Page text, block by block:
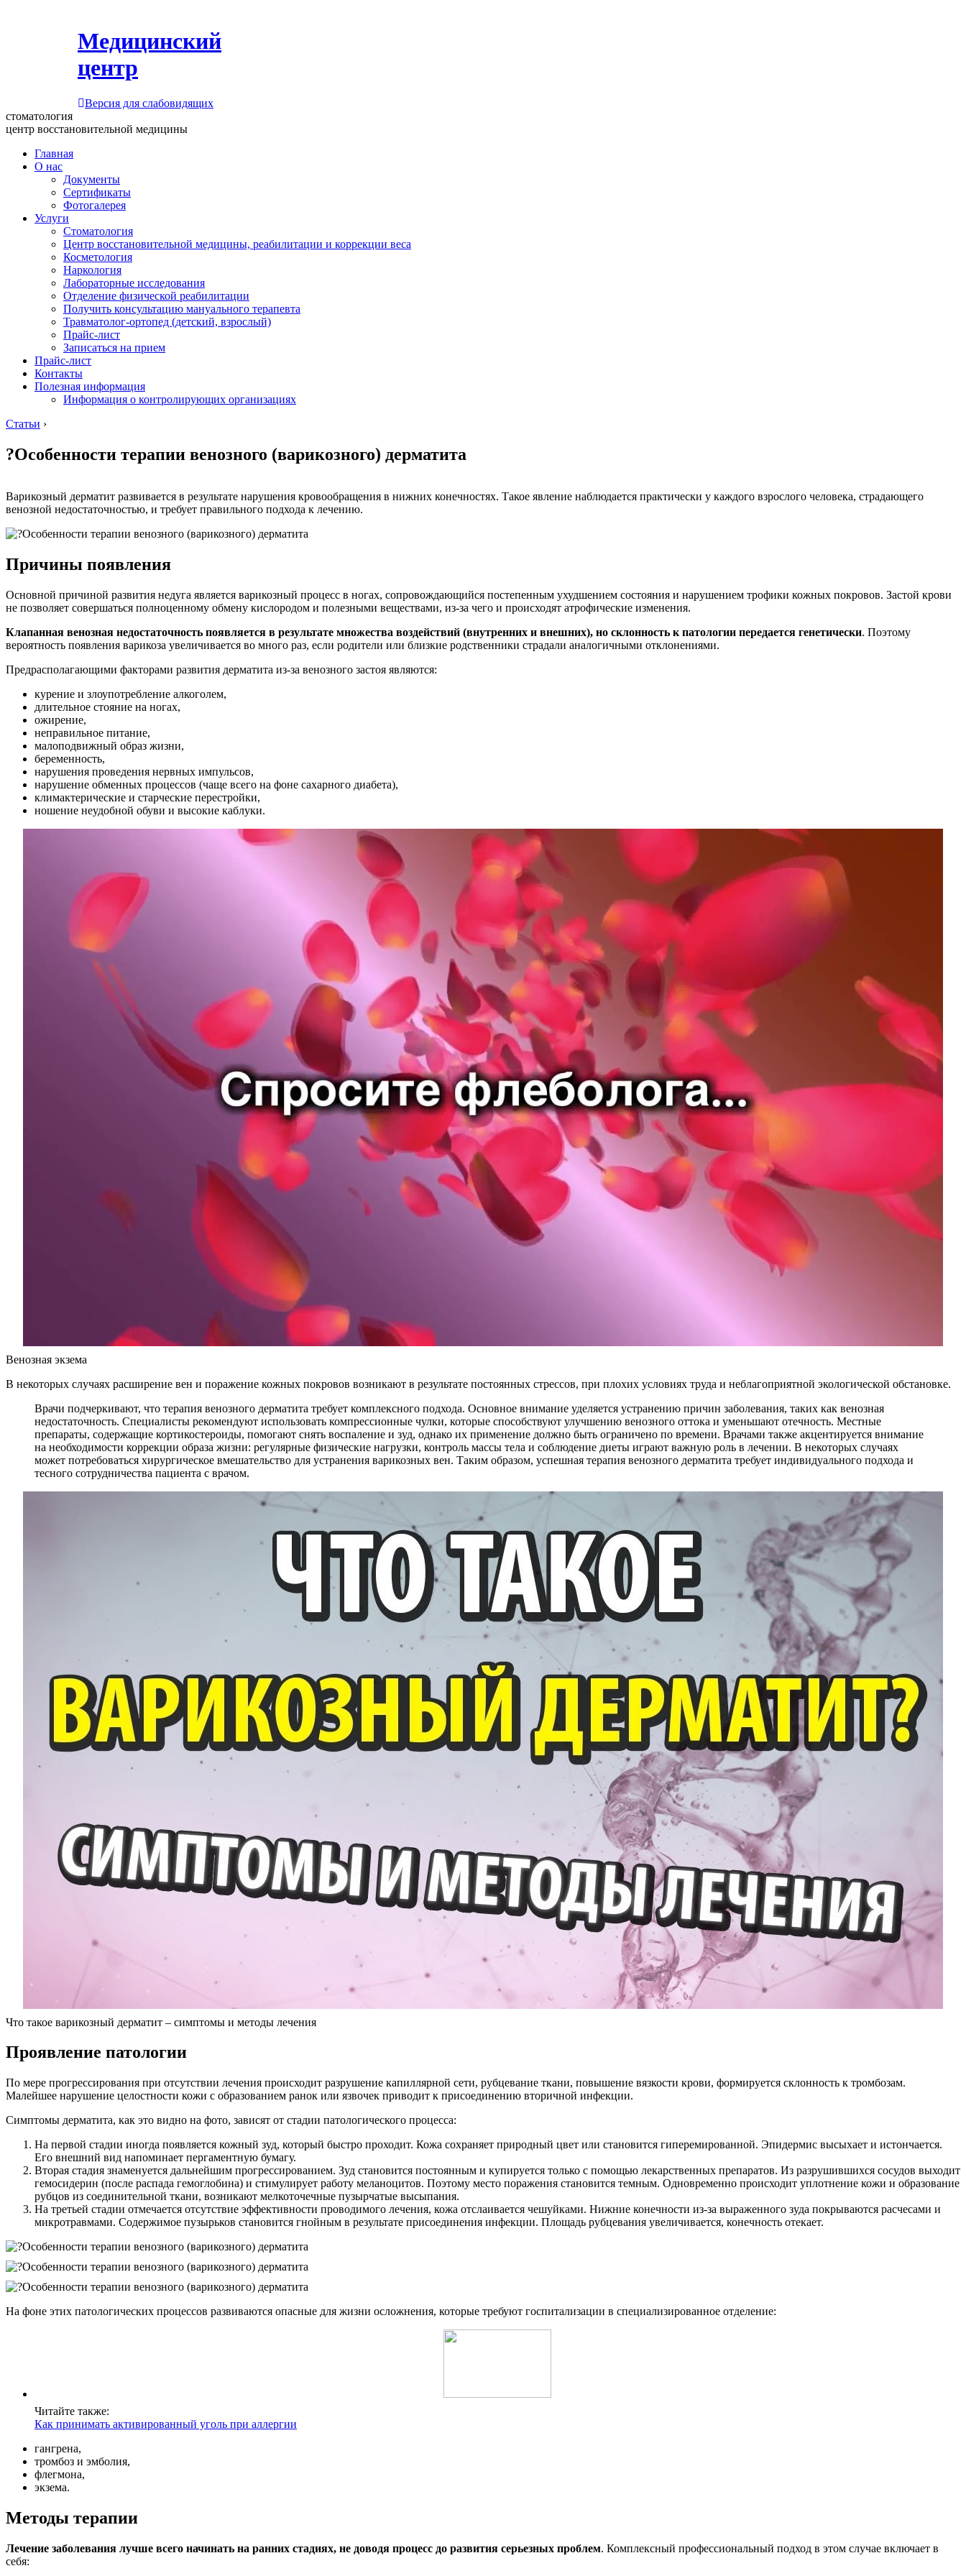
Медицинский
центр
Версия для слабовидящих
стоматология
центр восстановительной медицины
Главная
О нас
Документы
Сертификаты
Фотогалерея
Услуги
Стоматология
Центр восстановительной медицины, реабилитации и коррекции веса
Косметология
Наркология
Лабораторные исследования
Отделение физической реабилитации
Получить консультацию мануального терапевта
Травматолог-ортопед (детский, взрослый)
Прайс-лист
Записаться на прием
Прайс-лист
Контакты
Полезная информация
Информация о контролирующих организациях
Статьи ›
?Особенности терапии венозного (варикозного) дерматита
Варикозный дерматит развивается в результате нарушения кровообращения в нижних конечностях. Такое явление наблюдается практически у каждого взрослого человека, страдающего
венозной недостаточностью, и требует правильного подхода к лечению.
Причины появления
Основной причиной развития недуга является варикозный процесс в ногах, сопровождающийся постепенным ухудшением состояния и нарушением трофики кожных покровов. Застой крови
не позволяет совершаться полноценному обмену кислородом и полезными веществами, из-за чего и происходят атрофические изменения.
Клапанная венозная недостаточность появляется в результате множества воздействий (внутренних и внешних), но склонность к патологии передается генетически. Поэтому
вероятность появления варикоза увеличивается во много раз, если родители или близкие родственники страдали аналогичными отклонениями.
Предрасполагающими факторами развития дерматита из-за венозного застоя являются:
курение и злоупотребление алкоголем,
длительное стояние на ногах,
ожирение,
неправильное питание,
малоподвижный образ жизни,
беременность,
нарушения проведения нервных импульсов,
нарушение обменных процессов (чаще всего на фоне сахарного диабета),
климактерические и старческие перестройки,
ношение неудобной обуви и высокие каблуки.
Венозная экзема
В некоторых случаях расширение вен и поражение кожных покровов возникают в результате постоянных стрессов, при плохих условиях труда и неблагоприятной экологической обстановке.
Врачи подчеркивают, что терапия венозного дерматита требует комплексного подхода. Основное внимание уделяется устранению причин заболевания, таких как венозная
недостаточность. Специалисты рекомендуют использовать компрессионные чулки, которые способствуют улучшению венозного оттока и уменьшают отечность. Местные
препараты, содержащие кортикостероиды, помогают снять воспаление и зуд, однако их применение должно быть ограничено по времени. Врачами также акцентируется внимание
на необходимости коррекции образа жизни: регулярные физические нагрузки, контроль массы тела и соблюдение диеты играют важную роль в лечении. В некоторых случаях
может потребоваться хирургическое вмешательство для устранения варикозных вен. Таким образом, успешная терапия венозного дерматита требует индивидуального подхода и
тесного сотрудничества пациента с врачом.
Что такое варикозный дерматит – симптомы и методы лечения
Проявление патологии
По мере прогрессирования при отсутствии лечения происходит разрушение капиллярной сети, рубцевание ткани, повышение вязкости крови, формируется склонность к тромбозам.
Малейшее нарушение целостности кожи с образованием ранок или язвочек приводит к присоединению вторичной инфекции.
Симптомы дерматита, как это видно на фото, зависят от стадии патологического процесса:
На первой стадии иногда появляется кожный зуд, который быстро проходит. Кожа сохраняет природный цвет или становится гиперемированной. Эпидермис высыхает и истончается.
Его внешний вид напоминает пергаментную бумагу.
Вторая стадия знаменуется дальнейшим прогрессированием. Зуд становится постоянным и купируется только с помощью лекарственных препаратов. Из разрушившихся сосудов выходит
гемосидерин (после распада гемоглобина) и стимулирует работу меланоцитов. Поэтому место поражения становится темным. Одновременно происходит уплотнение кожи и образование
рубцов из соединительной ткани, возникают мелкоточечные пузырчатые высыпания.
На третьей стадии отмечается отсутствие эффективности проводимого лечения, кожа отслаивается чешуйками. Нижние конечности из-за выраженного зуда покрываются расчесами и
микротравмами. Содержимое пузырьков становится гнойным в результате присоединения инфекции. Площадь рубцевания увеличивается, конечность отекает.
На фоне этих патологических процессов развиваются опасные для жизни осложнения, которые требуют госпитализации в специализированное отделение:
Читайте также:
Как принимать активированный уголь при аллергии
гангрена,
тромбоз и эмболия,
флегмона,
экзема.
Методы терапии
Лечение заболевания лучше всего начинать на ранних стадиях, не доводя процесс до развития серьезных проблем. Комплексный профессиональный подход в этом случае включает в
себя: